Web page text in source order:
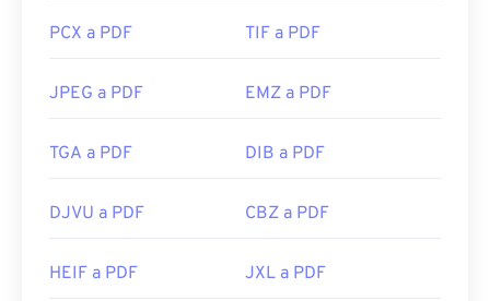
PCX a PDF TIF a PDF
JPEG a PDF EMZ a PDF
TGA a PDF DIB a PDF
DJVU a PDF CBZ a PDF
HEIF a PDF JXL a PDF